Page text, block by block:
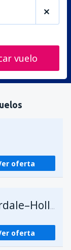
vuelo
oferta
Fort Lauderdale Fort Lauderdale–Hollywood Intl Airport
oferta